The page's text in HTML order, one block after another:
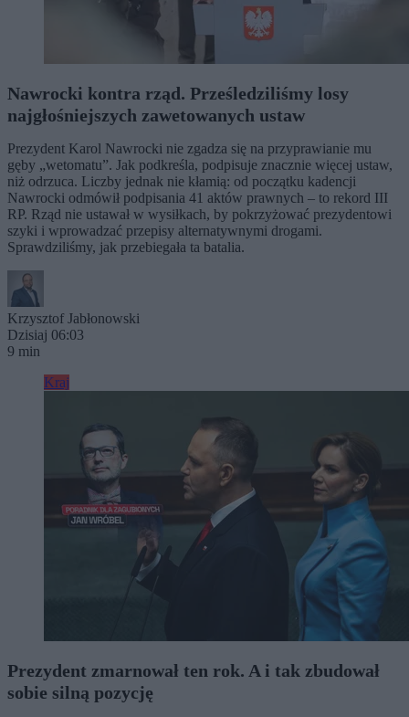
Nawrocki kontra rząd. Prześledziliśmy losy
najgłośniejszych zawetowanych ustaw
Prezydent Karol Nawrocki nie zgadza się na przyprawianie mu
gęby „wetomatu”. Jak podkreśla, podpisuje znacznie więcej ustaw,
niż odrzuca. Liczby jednak nie kłamią: od początku kadencji
Nawrocki odmówił podpisania 41 aktów prawnych – to rekord III
RP. Rząd nie ustawał w wysiłkach, by pokrzyżować prezydentowi
szyki i wprowadzać przepisy alternatywnymi drogami.
Sprawdziliśmy, jak przebiegała ta batalia.
Krzysztof Jabłonowski
Dzisiaj 06:03
9 min
Kraj
Prezydent zmarnował ten rok. A i tak zbudował
sobie silną pozycję